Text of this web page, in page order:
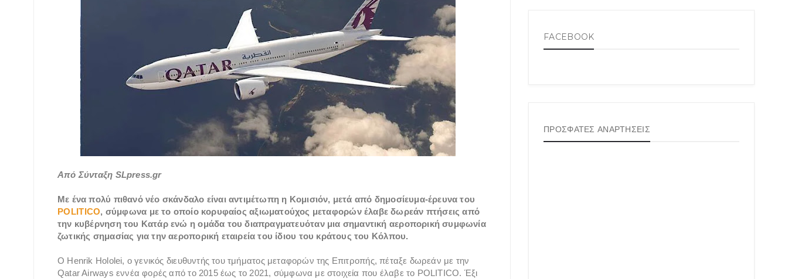
Από Σύνταξη SLpress.gr
Με ένα πολύ πιθανό νέο σκάνδαλο είναι αντιμέτωπη η Κομισιόν, μετά από δημοσίευμα-έρευνα του
POLITICO, σύμφωνα με το οποίο κορυφαίος αξιωματούχος μεταφορών έλαβε δωρεάν πτήσεις από
την κυβέρνηση του Κατάρ ενώ η ομάδα του διαπραγματευόταν μια σημαντική αεροπορική συμφωνία
ζωτικής σημασίας για την αεροπορική εταιρεία του ίδιου του κράτους του Κόλπου.
Ο Henrik Hololei, ο γενικός διευθυντής του τμήματος μεταφορών της Επιτροπής, πέταξε δωρεάν με την
Qatar Airways εννέα φορές από το 2015 έως το 2021, σύμφωνα με στοιχεία που έλαβε το POLITICO. Έξι
FACEBOOK
ΠΡΟΣΦΑΤΕΣ ΑΝΑΡΤΗΣΕΙΣ